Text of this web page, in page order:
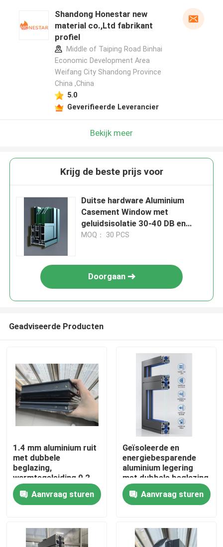
Huis
video's
Shandong Honestar new
material co.,Ltd fabrikant
profiel
Middle of Taiping Road Binhai
Economic Development Area
Weifang City Shandong Province
China ,China
5.0
Geverifieerde Leverancier
Bekijk meer
Krijg de beste prijs voor
Duitse hardware Aluminium
Casement Window met
geluidsisolatie 30-40 DB en
Chinese hardware
MOQ： 30 PCS
Doorgaan
Geadviseerde Producten
1.4 mm aluminium ruit
met dubbele
beglazing,
warmtegeleiding 0,2-
0,3 W/mK
Aanvraag sturen
Geïsoleerde en
energiebesparende
aluminium legering
met dubbele beglazing
Aanvraag sturen